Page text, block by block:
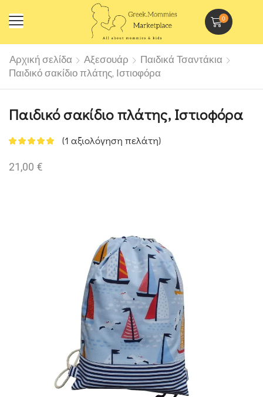
0
Αρχική σελίδα Αξεσουάρ
Παιδικά Τσαντάκια
Παιδικό σακίδιο πλάτης, Ιστιοφόρα
Παιδικό σακίδιο πλάτης, Ιστιοφόρα
(1 αξιολόγηση πελάτη)
21,00 €